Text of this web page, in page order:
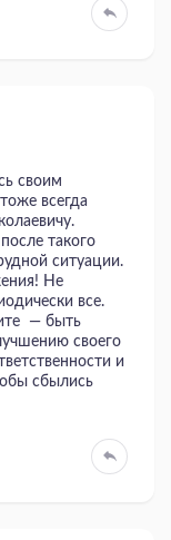
своим
всегда
такого
ситуации.
Не
все.
— быть
своего
и
сбылись